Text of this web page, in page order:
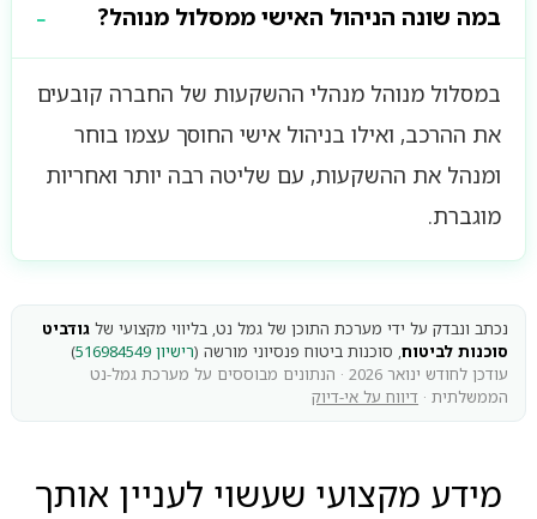
במה שונה הניהול האישי ממסלול מנוהל?
במסלול מנוהל מנהלי ההשקעות של החברה קובעים
את ההרכב, ואילו בניהול אישי החוסך עצמו בוחר
ומנהל את ההשקעות, עם שליטה רבה יותר ואחריות
מוגברת.
נכתב ונבדק על ידי מערכת התוכן של גמל נט, בליווי מקצועי של גודביט
סוכנות לביטוח, סוכנות ביטוח פנסיוני מורשה (רישיון 516984549
)
עודכן לחודש ינואר 2026 · הנתונים מבוססים על מערכת גמל-נט
הממשלתית · דיווח על אי-דיוק
מידע מקצועי שעשוי לעניין אותך